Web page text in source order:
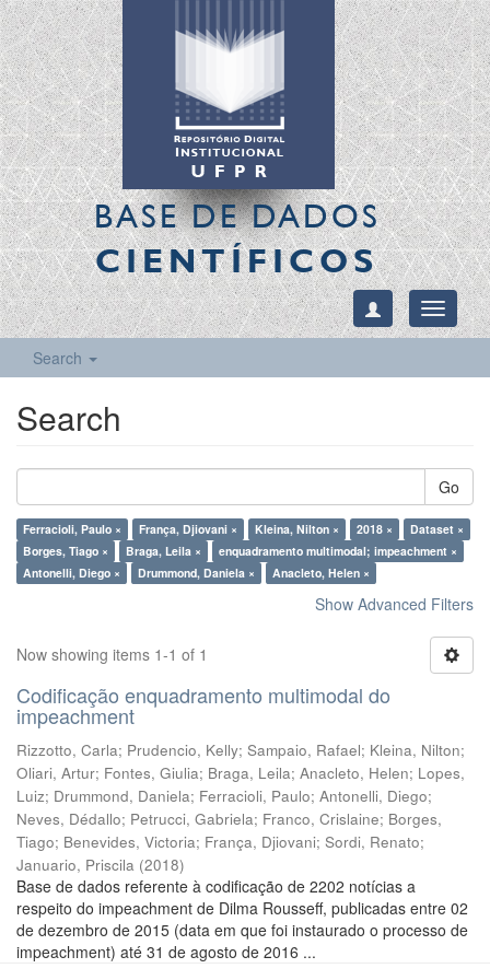
BASE DE DADOS
CIENTÍFICOS
Toggle
Search
Search
Go
Ferracioli, Paulo × França, Djiovani × Kleina, Nilton × 2018 ×
Dataset ×
Borges, Tiago ×
Braga, Leila ×
enquadramento multimodal; impeachment ×
Antonelli, Diego ×
Drummond, Daniela × Anacleto, Helen ×
Show Advanced Filters
Now showing items 1-1 of 1
Codificação enquadramento multimodal do
impeachment
Rizzotto, Carla; Prudencio, Kelly; Sampaio, Rafael; Kleina, Nilton;
Oliari, Artur; Fontes, Giulia; Braga, Leila; Anacleto, Helen; Lopes,
Luiz; Drummond, Daniela; Ferracioli, Paulo; Antonelli, Diego;
Neves, Dédallo; Petrucci, Gabriela; Franco, Crislaine; Borges,
Tiago; Benevides, Victoria; França, Djiovani; Sordi, Renato;
Januario, Priscila (2018)
Base de dados referente à codificação de 2202 notícias a
respeito do impeachment de Dilma Rousseff, publicadas entre 02
de dezembro de 2015 (data em que foi instaurado o processo de
impeachment) até 31 de agosto de 2016 ...